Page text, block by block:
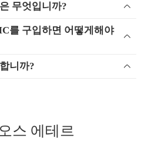
무엇입니까? 
를 구입하면 어떻게해야

니까? 
스 에테르